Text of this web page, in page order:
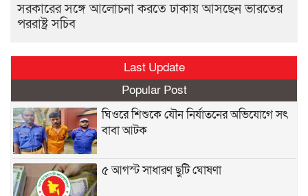
সরকারের সঙ্গে আলোচনা করতে ঢাকায় আসছেন ভারতের
পররাষ্ট্র সচিব
Last Update
Popular Post
ঘিওরে শিশুকে যৌন নির্যাতনের অভিযোগে সৎ
বাবা আটক
৫ আগস্ট সাধারণ ছুটি ঘোষণা